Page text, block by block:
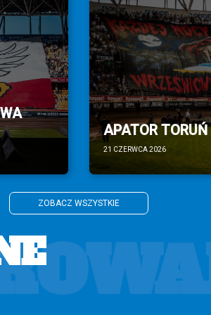
APATOR
21 CZERWCA 2026
ZOBACZ WSZYSTKIE